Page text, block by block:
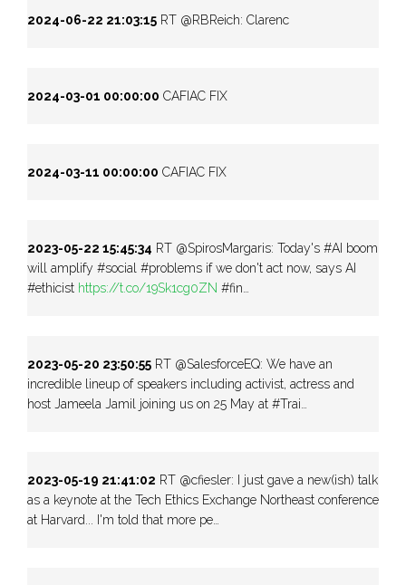
2024-06-22 21:03:15 RT @RBReich: Clarenc
2024-03-01 00:00:00 CAFIAC FIX
2024-03-11 00:00:00 CAFIAC FIX
2023-05-22 15:45:34 RT @SpirosMargaris: Today's #AI boom
will amplify #social #problems if we don't act now, says AI
#ethicist https://t.co/19Sk1cg0ZN #fin…
2023-05-20 23:50:55 RT @SalesforceEQ: We have an
incredible lineup of speakers including activist, actress and
host Jameela Jamil joining us on 25 May at #Trai…
2023-05-19 21:41:02 RT @cfiesler: I just gave a new(ish) talk
as a keynote at the Tech Ethics Exchange Northeast conference
at Harvard... I'm told that more pe…